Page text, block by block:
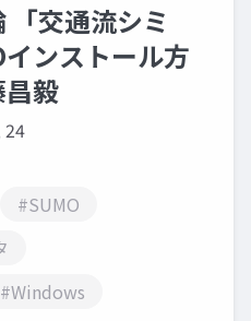
「交通流シミ
ンストール方
毅
24
#SUMO
#Windows